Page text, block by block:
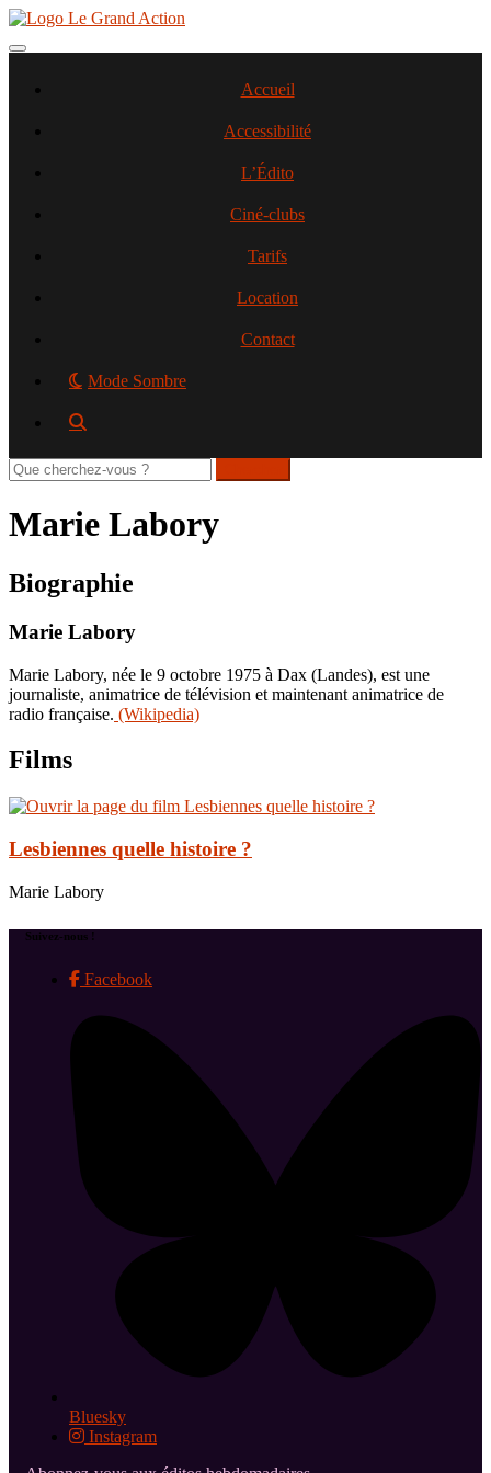
Aller
contenu
Toggle navigation
Accueil
Accessibilité
L’Édito
Ciné-clubs
Tarifs
Location
Contact
Mode Sombre
Rechercher
sur
site
Marie Labory
Biographie
Marie Labory
Marie Labory, née le 9 octobre 1975 à Dax (Landes), est une
journaliste, animatrice de télévision et maintenant animatrice de
radio française. (Wikipedia)
Films
Lesbiennes quelle histoire ?
Marie Labory
Suivez-nous !
Facebook
Bluesky
Instagram